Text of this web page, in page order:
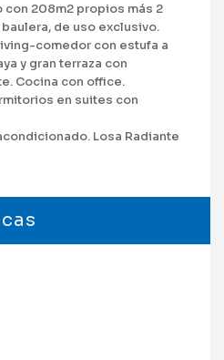
208m2 propios más 2
de uso exclusivo.
comedor con estufa a
y gran terraza con
Cocina con office.
en suites con
Losa Radiante